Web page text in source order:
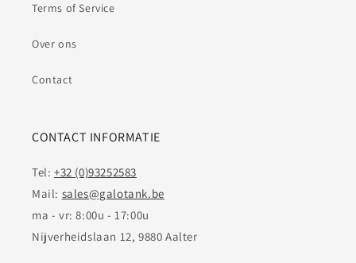
Terms of Service
Over ons
Contact
CONTACT INFORMATIE
Tel: +32 (0)93252583
Mail: sales@galotank.be
ma - vr: 8:00u - 17:00u
Nijverheidslaan 12, 9880 Aalter